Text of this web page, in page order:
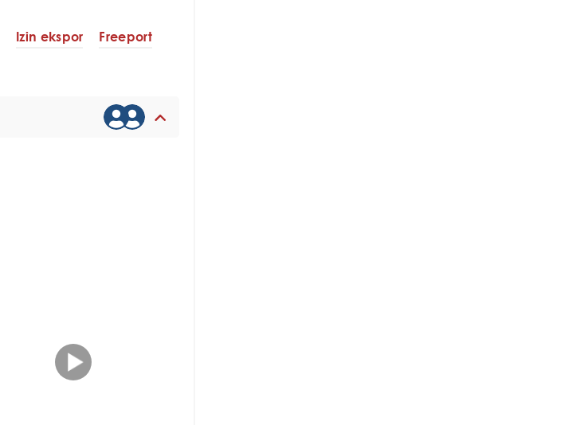
Izin ekspor
Freeport